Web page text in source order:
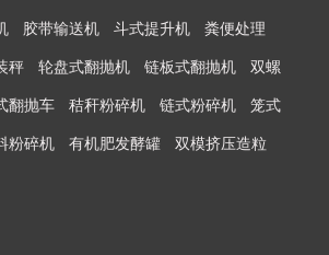
胶带输送机 斗式提升机 粪便处理
秤 轮盘式翻抛机 链板式翻抛机 双螺
翻抛车 秸秆粉碎机 链式粉碎机 笼式
粉碎机 有机肥发酵罐 双模挤压造粒